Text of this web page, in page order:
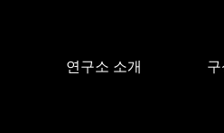
연구소 소개 구